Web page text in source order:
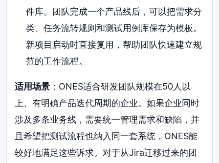
件库。团队完成一个产品线后，可以把需求分
类、任务流转规则和测试用例库保存为模板。
新项目启动时直接复用，帮助团队快速建立规
范的工作流程。
适用场景 ：ONES适合研发团队规模在50人以
上、有明确产品迭代周期的企业。如果企业同时
涉及多条业务线，需要统一管理需求和缺陷，并
且希望把测试流程也纳入同一套系统，ONES能
较好地满足这些诉求。对于从Jira迁移过来的团